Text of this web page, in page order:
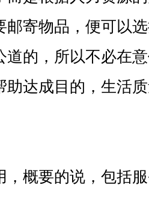
邮寄物品，便可以
道的，所以不必在
助达成目的，生活
，概要的说，包括